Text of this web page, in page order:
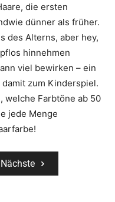
die ersten
dünner als früher.
des Alterns, aber hey,
hinnehmen
viel bewirken – ein
zum Kinderspiel.
welche Farbtöne ab 50
jede Menge
Nächste